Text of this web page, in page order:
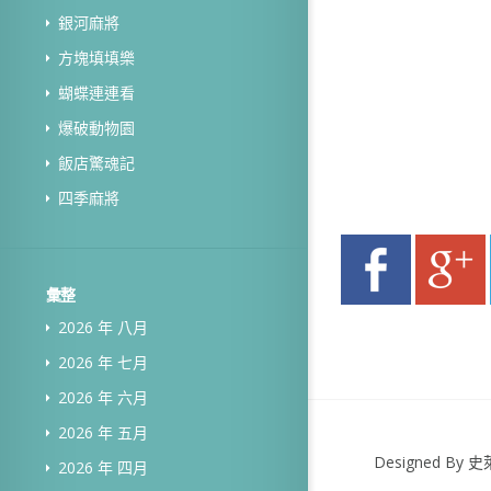
銀河麻將
方塊填填樂
蝴蝶連連看
爆破動物園
飯店驚魂記
四季麻將
彙整
2026 年 八月
2026 年 七月
2026 年 六月
2026 年 五月
2026 年 四月
Designed By 史